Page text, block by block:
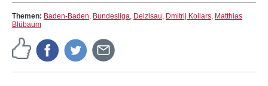
Themen: Baden-Baden, Bundesliga, Deizisau, Dmitrij Kollars, Matthias
Blübaum